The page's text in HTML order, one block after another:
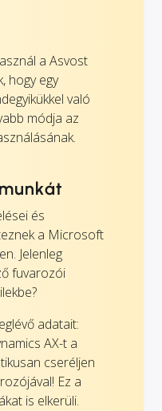
a Asvost
hogy egy
való
módja az
és
a Microsoft
Jelenleg
fuvarozói
adatait:
AX-t a
cseréljen
Ez a
is elkerüli.